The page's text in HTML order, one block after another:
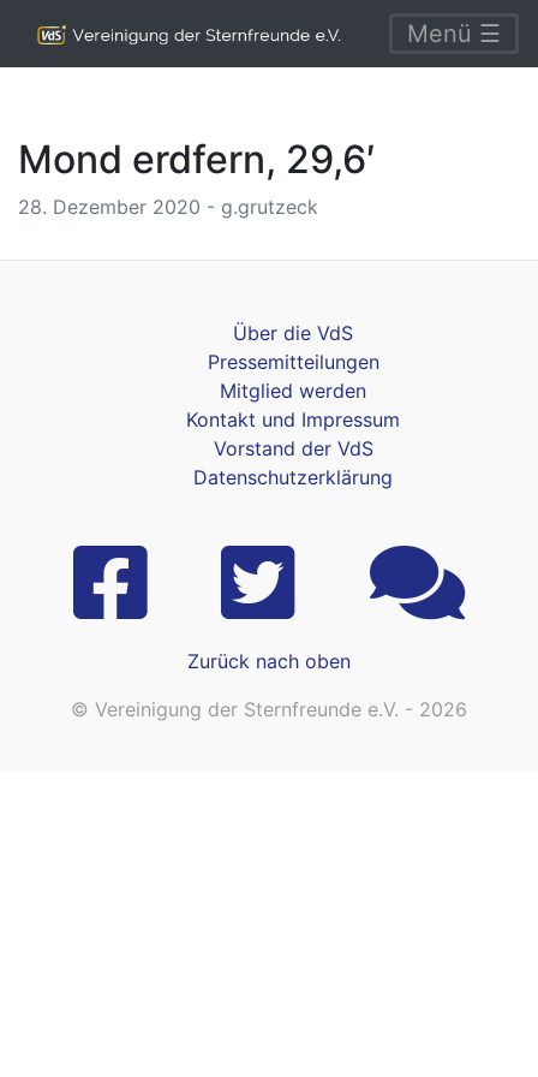
Menü ☰
Mond erdfern, 29,6′
28. Dezember 2020 - g.grutzeck
Über die VdS
Pressemitteilungen
Mitglied werden
Kontakt und Impressum
Vorstand der VdS
Datenschutzerklärung
Zurück nach oben
© Vereinigung der Sternfreunde e.V. - 2026